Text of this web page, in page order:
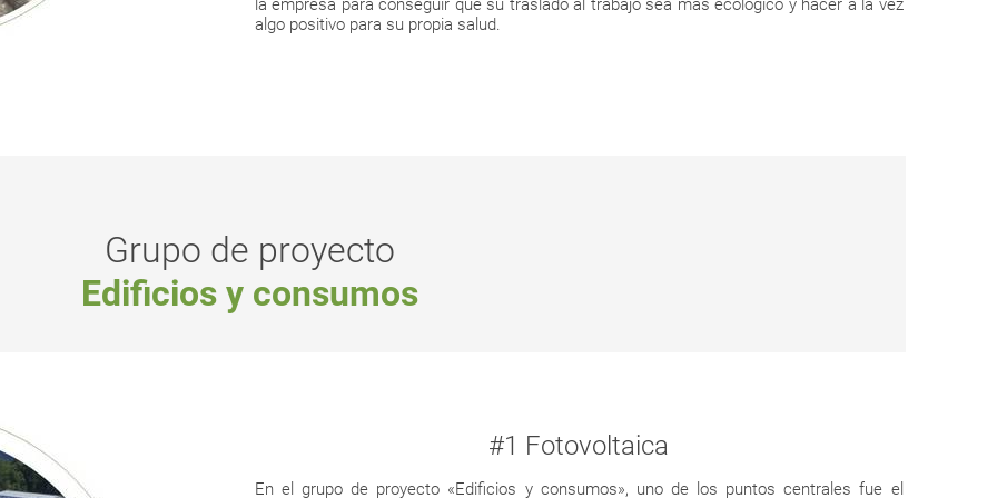
la empresa para conseguir que su traslado al trabajo sea más ecológico y hacer a la vez
algo positivo para su propia salud.
Grupo de proyecto
Edificios y consumos
#1 Fotovoltaica
En el grupo de proyecto «Edificios y consumos», uno de los puntos centrales fue el